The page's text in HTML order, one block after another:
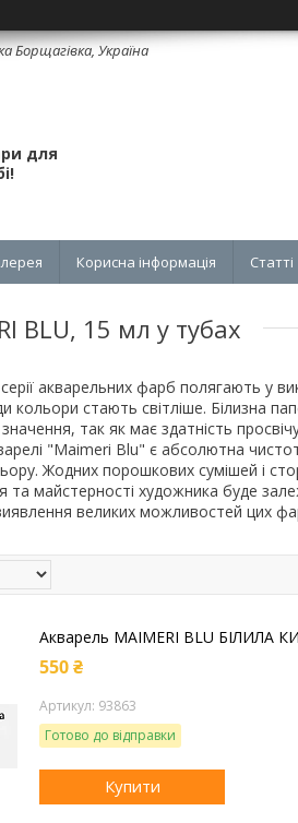
Борщагівка, Україна
для
Корисна інформація Статті
BLU, 15 мл у тубах
акварельних фарб полягають у
кольори стають світліше. Білизна
так як має здатність
"Maimeri Blu" є абсолютна
Жодних порошкових сумішей і
та майстерності художника буде
великих можливостей цих
Акварель MAIMERI BLU БІЛИЛА
550 ₴
93863
Готово до відправки
Купити